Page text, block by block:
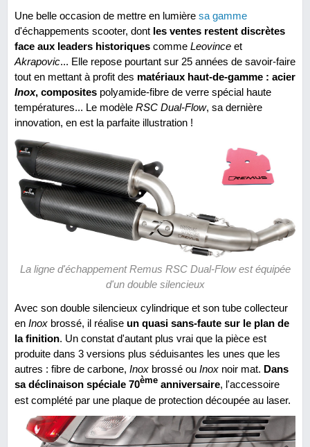
Une belle occasion de mettre en lumière sa gamme
d'échappements scooter, dont les ventes restent discrètes
face aux leaders historiques comme Leovince et
Akrapovic... Elle repose pourtant sur 25 années de savoir-faire
tout en mettant à profit des matériaux haut-de-gamme : acier
Inox, composites polyamide-fibre de verre spécial haute
températures... Le modèle RSC Dual-Flow, sa dernière
innovation, en est la parfaite illustration !
La ligne d'échappement Remus RSC Dual-Flow est équipée
d'un double silencieux
Avec son double silencieux cylindrique et son tube collecteur
en Inox brossé, il réalise un quasi sans-faute sur le plan de
la finition. Un constat d'autant plus vrai que la pièce est
produite dans 3 versions plus séduisantes les unes que les
autres : fibre de carbone, Inox brossé ou Inox noir mat. Dans
sa déclinaison spéciale 70ème anniversaire, l'accessoire
est complété par une plaque de protection découpée au laser.